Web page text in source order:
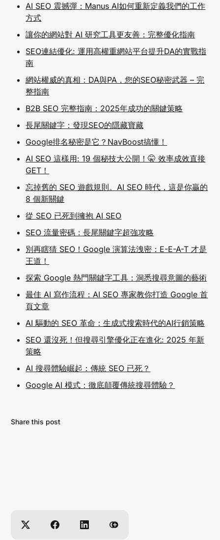
AI SEO 震撼彈：Manus AI如何重新定義我們的工作
方式
讓你的網站對 AI 研究工具更友善：完整優化指南
SEO連結優化: 運用高權重網站平台提升DA的實戰指
南
網站權威的真相：DA與PA，您的SEO秘密武器 – 完
整指南
B2B SEO 完整指南：2025年成功的關鍵策略
長尾關鍵字：發現SEO的隱藏寶藏
Google排名秘密是它？NavBoost搞懂！
AI SEO 這樣用: 19 個秘技大公開！🤫 效率成效直接
GET！
忘掉舊的 SEO 遊戲規則。AI SEO 時代，這是你贏的
8 個新關鍵
從 SEO 已死到擁抱 AI SEO
SEO 流量密碼：長尾關鍵字超強攻略
別再瞎猜 SEO！Google 演算法洩密：E-E-A-T 才是
王道！
探索 Google 熱門關鍵字工具：洞悉搜尋意圖的藝術
最佳 AI 寫作流程：AI SEO 專家教你打造 Google 首
頁文章
AI 驅動的 SEO 革命：生成式搜索時代的AI行銷策略
SEO 還沒死！但搜尋引擎優化正在進化: 2025 年新
策略
AI 搜尋體驗崛起：傳統 SEO 已死？
Google AI 模式：徹底顛覆傳統搜尋體驗？
Share this post